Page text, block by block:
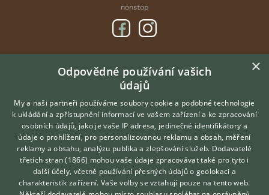
nonstop
DOMOVSKÁ STRÁNKA
INZERCE
DISKUSE
ČLÁNKY
O nás
Kontakt
Možnosti zvýraznění inzerátů
Podmínky užití
Hledáte zvířecího kamaráda?
Zdarma vám poradí
VETERINÁŘ ONLINE
×
Odpovědné používání vašich
údajů
My a naši partneři používáme soubory cookie a podobné technologie
k ukládání a zpřístupnění informací ve vašem zařízení a ke zpracování
osobních údajů, jako je vaše IP adresa, jedinečné identifikátory a
údaje o prohlížení, pro personalizovanou reklamu a obsah, měření
reklamy a obsahu, analýzu publika a zlepšování služeb. Dodavatelé
třetích stran (1866) mohou vaše údaje zpracovávat také pro tyto i
další účely, včetně používání přesných údajů o geolokaci a
charakteristik zařízení. Vaše volby se vztahují pouze na tento web.